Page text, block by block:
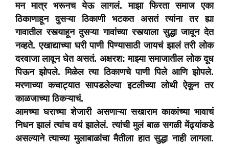
मन मात्र भरूनच येऊ लागलं. माझा फिरता समाज एका
ठिकाणाहून दुसऱ्या ठिकाणी भटकत असतं त्यांना तर ह्या
गावातील रस्त्याहून दुसऱ्या गावांच्या रस्त्याला सुद्धा जावून देत
नव्हते. एखाद्याच्या घरी पाणी पिण्यासाठी जायचं झालं तरी लोक
दरवाजा लावून घेत असतं. अक्षरश: माझ्या समाजातील लोक दूध
पिऊन झोपले. मिळेल त्या ठिकाणचे पाणी पिले आणि झोपले.
मरणाच्या कचाट्यात सापडलेल्या इटलीच्या लोथी ऐकून तर
काळजाच्या ठिकऱ्याचं.
आमच्या घराच्या शेजारी असणाऱ्या सखाराम काकांच्या भावाचं
निधन झालं त्यांच वयं झालेलं. त्यांची मुलं बाळ सगळी मेंढ्यांकडे
असल्याने त्याच्या मुलाबाळांचा मैतीला हात सुद्धा नाही लागला.